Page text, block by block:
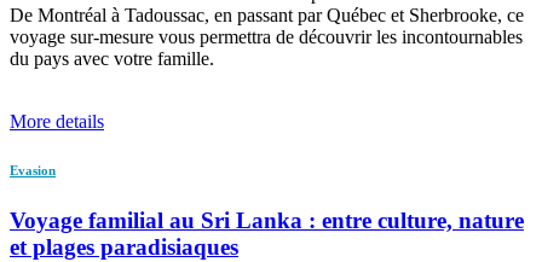
De Montréal à Tadoussac, en passant par Québec et Sherbrooke, ce
voyage sur-mesure vous permettra de découvrir les incontournables
du pays avec votre famille.
More details
Evasion
Voyage familial au Sri Lanka : entre culture, nature
et plages paradisiaques